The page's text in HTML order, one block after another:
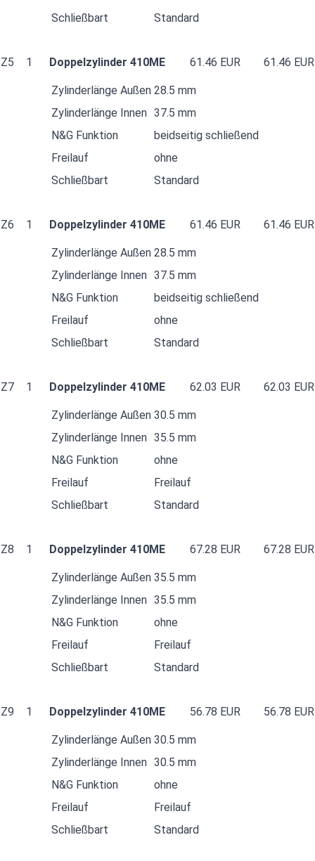
Schließbart
Standard
Z5 1 Doppelzylinder 410ME 61.46 EUR 61.46 EUR
Zylinderlänge Außen 28.5 mm
Zylinderlänge Innen 37.5 mm
N&G Funktion
beidseitig schließend
Freilauf
ohne
Schließbart
Standard
Z6 1 Doppelzylinder 410ME 61.46 EUR 61.46 EUR
Zylinderlänge Außen 28.5 mm
Zylinderlänge Innen 37.5 mm
N&G Funktion
beidseitig schließend
Freilauf
ohne
Schließbart
Standard
Z7 1 Doppelzylinder 410ME 62.03 EUR 62.03 EUR
Zylinderlänge Außen 30.5 mm
Zylinderlänge Innen 35.5 mm
N&G Funktion
ohne
Freilauf
Freilauf
Schließbart
Standard
Z8 1 Doppelzylinder 410ME 67.28 EUR 67.28 EUR
Zylinderlänge Außen 35.5 mm
Zylinderlänge Innen 35.5 mm
N&G Funktion
ohne
Freilauf
Freilauf
Schließbart
Standard
Z9 1 Doppelzylinder 410ME 56.78 EUR 56.78 EUR
Zylinderlänge Außen 30.5 mm
Zylinderlänge Innen 30.5 mm
N&G Funktion
ohne
Freilauf
Freilauf
Schließbart
Standard